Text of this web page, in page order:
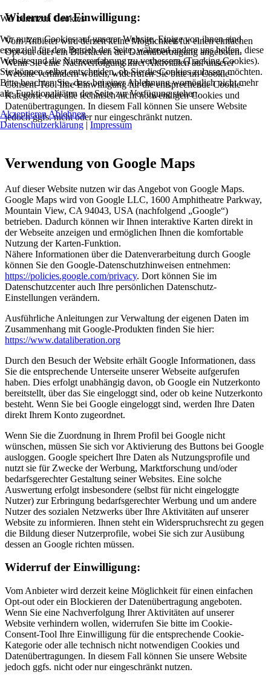
Widerruf der Einwilligung:
Vom Anbieter wird derzeit keine Möglichkeit für einen einfachen
Opt-out oder ein Blockieren der Datenübertragung angeboten.
Wenn Sie eine Nachverfolgung Ihrer Aktivitäten auf unserer
Website verhindern wollen, widerrufen Sie bitte im Cookie-
Consent-Tool Ihre Einwilligung für die entsprechende Cookie-
Kategorie oder alle technisch nicht notwendigen Cookies und
Datenübertragungen. In diesem Fall können Sie unsere Website
jedoch ggfs. nicht oder nur eingeschränkt nutzen.
Verwendung von Google Maps
Auf dieser Website nutzen wir das Angebot von Google Maps.
Google Maps wird von Google LLC, 1600 Amphitheatre Parkway,
Mountain View, CA 94043, USA (nachfolgend „Google“)
betrieben. Dadurch können wir Ihnen interaktive Karten direkt in
der Webseite anzeigen und ermöglichen Ihnen die komfortable
Nutzung der Karten-Funktion.
Nähere Informationen über die Datenverarbeitung durch Google
können Sie den Google-Datenschutzhinweisen entnehmen:
https://policies.google.com/privacy. Dort können Sie im
Datenschutzcenter auch Ihre persönlichen Datenschutz-
Einstellungen verändern.
Ausführliche Anleitungen zur Verwaltung der eigenen Daten im
Zusammenhang mit Google-Produkten finden Sie hier:
https://www.dataliberation.org
Durch den Besuch der Website erhält Google Informationen, dass
Sie die entsprechende Unterseite unserer Webseite aufgerufen
haben. Dies erfolgt unabhängig davon, ob Google ein Nutzerkonto
bereitstellt, über das Sie eingeloggt sind, oder ob keine Nutzerkonto
besteht. Wenn Sie bei Google eingeloggt sind, werden Ihre Daten
direkt Ihrem Konto zugeordnet.
Wenn Sie die Zuordnung in Ihrem Profil bei Google nicht
wünschen, müssen Sie sich vor Aktivierung des Buttons bei Google
ausloggen. Google speichert Ihre Daten als Nutzungsprofile und
nutzt sie für Zwecke der Werbung, Marktforschung und/oder
bedarfsgerechter Gestaltung seiner Websites. Eine solche
Auswertung erfolgt insbesondere (selbst für nicht eingeloggte
Nutzer) zur Erbringung bedarfsgerechter Werbung und um andere
Nutzer des sozialen Netzwerks über Ihre Aktivitäten auf unserer
Website zu informieren. Ihnen steht ein Widerspruchsrecht zu gegen
die Bildung dieser Nutzerprofile, wobei Sie sich zur Ausübung
dessen an Google richten müssen.
Widerruf der Einwilligung:
Vom Anbieter wird derzeit keine Möglichkeit für einen einfachen
Opt-out oder ein Blockieren der Datenübertragung angeboten.
Wenn Sie eine Nachverfolgung Ihrer Aktivitäten auf unserer
Website verhindern wollen, widerrufen Sie bitte im Cookie-
Consent-Tool Ihre Einwilligung für die entsprechende Cookie-
Kategorie oder alle technisch nicht notwendigen Cookies und
Datenübertragungen. In diesem Fall können Sie unsere Website
jedoch ggfs. nicht oder nur eingeschränkt nutzen.
Wir benutzen Cookies
Wir nutzen Cookies auf unserer Website. Einige von ihnen sind
essenziell für den Betrieb der Seite, während andere uns helfen, diese
Website und die Nutzererfahrung zu verbessern (Tracking Cookies).
Sie können selbst entscheiden, ob Sie die Cookies zulassen möchten.
Bitte beachten Sie, dass bei einer Ablehnung womöglich nicht mehr
alle Funktionalitäten der Seite zur Verfügung stehen.
AkzeptierenAblehnen
Datenschutzerklärung | Impressum